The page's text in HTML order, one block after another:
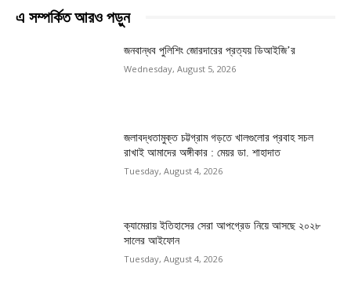
এ সম্পর্কিত আরও পড়ুন
জনবান্ধব পুলিশিং জোরদারের প্রত্যয় ডিআইজি’র
Wednesday, August 5, 2026
জলাবদ্ধতামুক্ত চট্টগ্রাম গড়তে খালগুলোর প্রবাহ সচল
রাখাই আমাদের অঙ্গীকার : মেয়র ডা. শাহাদাত
Tuesday, August 4, 2026
ক্যামেরায় ইতিহাসের সেরা আপগ্রেড নিয়ে আসছে ২০২৮
সালের আইফোন
Tuesday, August 4, 2026